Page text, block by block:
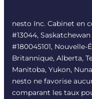
nesto Inc. Cabinet en
#13044,
#180045101, Nouvelle-
Britannique, Alberta,
Manitoba, Yukon,
nesto ne favorise
comparant les taux